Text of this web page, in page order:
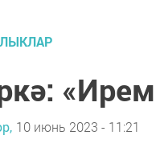
«Ирем
10 июнь 2023 - 11:21